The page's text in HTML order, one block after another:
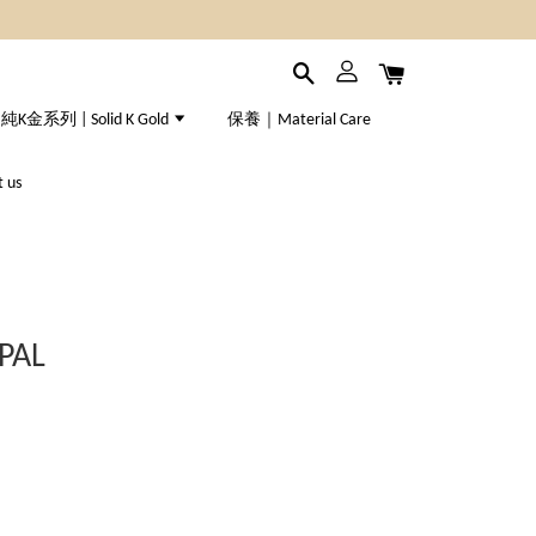
純K金系列 | Solid K Gold 保養｜Material Care
us